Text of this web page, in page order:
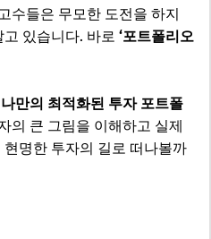
수들은 무모한 도전을 하지
고 있습니다. 바로 ‘포트폴리오
나만의 최적화된 투자 포트폴
의 큰 그림을 이해하고 실제
명한 투자의 길로 떠나볼까